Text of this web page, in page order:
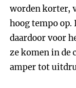
worden korter,
hoog tempo
daardoor voor
ze komen in de
amper tot